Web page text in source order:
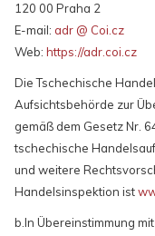
120 00 Praha 2
E-mail: adr @ Coi.cz
Web: https://adr.coi.cz
Die Tschechische
Aufsichtsbehörde zur
gemäß dem Gesetz Nr.
tschechische
und weitere
Handelsinspektion ist
b.In Übereinstimmung